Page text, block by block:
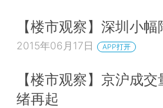
【楼市观察】深圳小
2015年06月17日 APP打开
【楼市观察】京沪成
绪再起